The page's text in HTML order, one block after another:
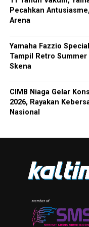
Pecahkan
Arena
Yamaha Fazzio
Tampil Retro
Skena
CIMB Niaga Gelar
2026, Rayakan
Nasional